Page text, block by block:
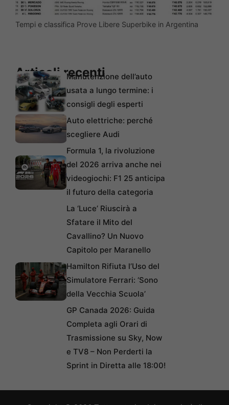
Tempi e classifica Prove Libere Superbike in Argentina
Articoli recentiManutenzione dell’auto
usata a lungo termine: i
consigli degli esperti
Auto elettriche: perché
scegliere Audi
Formula 1, la rivoluzione
del 2026 arriva anche nei
videogiochi: F1 25 anticipa
il futuro della categoria
La ‘Luce’ Riuscirà a
Sfatare il Mito del
Cavallino? Un Nuovo
Capitolo per Maranello
Hamilton Rifiuta l’Uso del
Simulatore Ferrari: ‘Sono
della Vecchia Scuola’
GP Canada 2026: Guida
Completa agli Orari di
Trasmissione su Sky, Now
e TV8 – Non Perderti la
Sprint in Diretta alle 18:00!